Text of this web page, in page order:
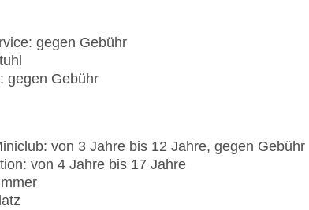
Bars &
gegen Gebühr
gegen Gebühr
von 3 Jahre bis 12 Jahre, gegen Gebühr
von 4 Jahre bis 17 Jahre